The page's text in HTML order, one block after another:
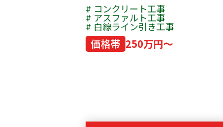
コンクリート工事
アスファルト工事
白線ライン引き工事
価格帯 250万円～